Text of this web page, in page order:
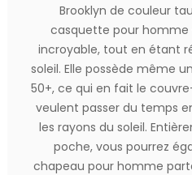
Brooklyn de couleur
casquette pour
incroyable, tout en étant
soleil. Elle possède même
50+, ce qui en fait le
veulent passer du temps
les rayons du soleil.
poche, vous pourrez
chapeau pour homme